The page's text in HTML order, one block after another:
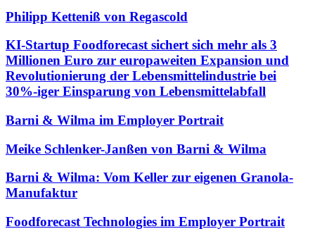
Philipp Ketteniß von Regascold
KI-Startup Foodforecast sichert sich mehr als 3
Millionen Euro zur europaweiten Expansion und
Revolutionierung der Lebensmittelindustrie bei
30%-iger Einsparung von Lebensmittelabfall
Barni & Wilma im Employer Portrait
Meike Schlenker-Janßen von Barni & Wilma
Barni & Wilma: Vom Keller zur eigenen Granola-
Manufaktur
Foodforecast Technologies im Employer Portrait